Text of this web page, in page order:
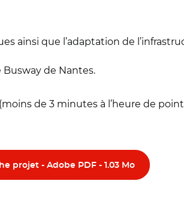
ainsi que l’adaptation de
de Nantes.
de 3 minutes à l’heure de
projet - Adobe PDF - 1.03 Mo(nouvelle